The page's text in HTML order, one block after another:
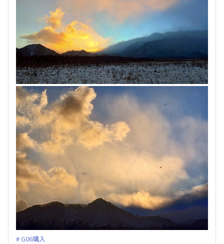
G06購入